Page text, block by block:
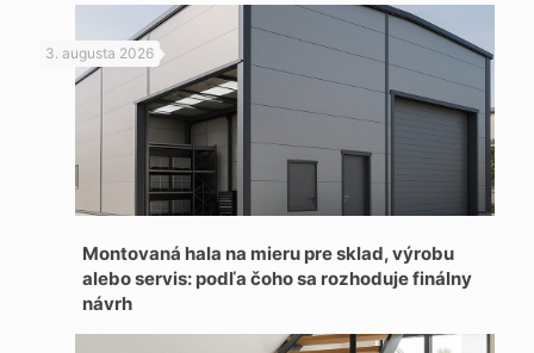
3. augusta 2026
Montovaná hala na mieru pre sklad, výrobu
alebo servis: podľa čoho sa rozhoduje finálny
návrh